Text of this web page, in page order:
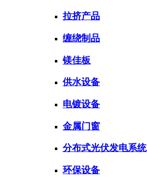
拉挤产品
缠绕制品
镁佳板
供水设备
电镀设备
金属门窗
分布式光伏发电系统
环保设备